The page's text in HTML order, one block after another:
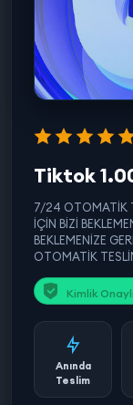
Tiktok
7/24 OTOMATİK
İÇİN BİZİ
BEKLEMENİZE
OTOMATİK
Kimlik
Anında
Teslim